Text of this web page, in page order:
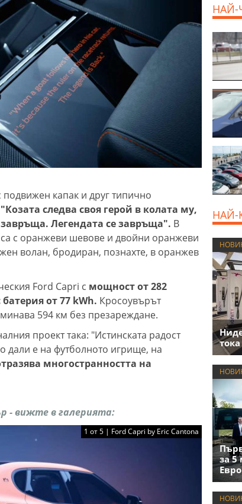
капак и друг типично
"Козата следва своя герой в колата му,
Легендата се завръща". В
са с оранжеви шевове и двойни оранжеви
волан, бродиран, познахте, в оранжев
Ford Capri с мощност от 282
от 77 kWh. Кросоувърът
594 км без презареждане.
проект така: "Истинската радост
дали е на футболното игрище, на
многостранността на
- вижте в галерията:
1 от 5 | Ford Capri by Eric Cantona
EUR
НАЙ-
НАЙ-
за 5